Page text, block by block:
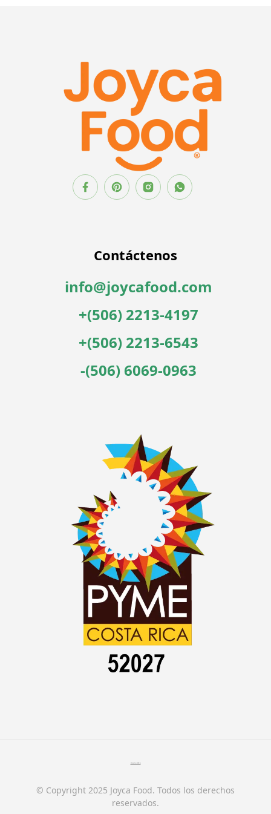
Contáctenos
info@joycafood.com
+(506) 2213-4197
+(506) 2213-6543
-(506) 6069-0963
© Copyright 2025 Joyca Food. Todos los derechos
reservados.
Diseño Web